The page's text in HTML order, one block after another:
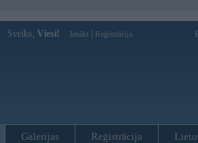
Sveiks, Viesi! Ienākt Reģistrācija
Galerijas Reģistrācija